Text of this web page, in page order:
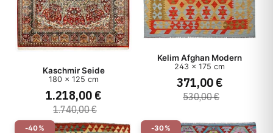
Kaschmir Seide
180 x 125 cm
1.218,00 €
1.740,00 €
Kelim Afghan Modern
243 x 175 cm
371,00 €
530,00 €
-40% -30%